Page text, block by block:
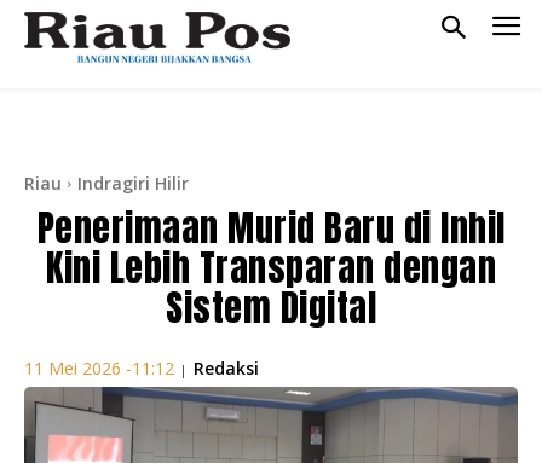
Riau Indragiri Hilir
Penerimaan Murid Baru di Inhil
Kini Lebih Transparan dengan
Sistem Digital
11 Mei 2026 -11:12 | Redaksi